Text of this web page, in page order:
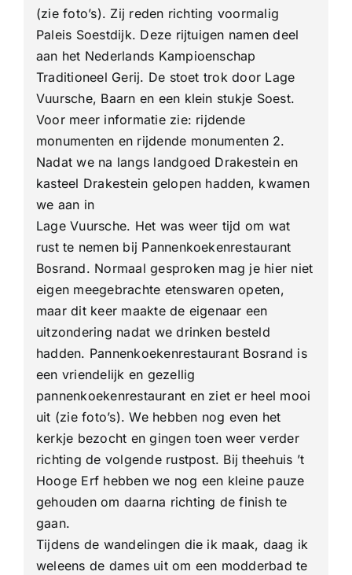
(zie foto’s). Zij reden richting voormalig
Paleis Soestdijk. Deze rijtuigen namen deel
aan het Nederlands Kampioenschap
Traditioneel Gerij. De stoet trok door Lage
Vuursche, Baarn en een klein stukje Soest.
Voor meer informatie zie: rijdende
monumenten en rijdende monumenten 2.
Nadat we na langs landgoed Drakestein en
kasteel Drakestein gelopen hadden, kwamen
we aan in
Lage Vuursche. Het was weer tijd om wat
rust te nemen bij Pannenkoekenrestaurant
Bosrand. Normaal gesproken mag je hier niet
eigen meegebrachte etenswaren opeten,
maar dit keer maakte de eigenaar een
uitzondering nadat we drinken besteld
hadden. Pannenkoekenrestaurant Bosrand is
een vriendelijk en gezellig
pannenkoekenrestaurant en ziet er heel mooi
uit (zie foto’s). We hebben nog even het
kerkje bezocht en gingen toen weer verder
richting de volgende rustpost. Bij theehuis ’t
Hooge Erf hebben we nog een kleine pauze
gehouden om daarna richting de finish te
gaan.
Tijdens de wandelingen die ik maak, daag ik
weleens de dames uit om een modderbad te